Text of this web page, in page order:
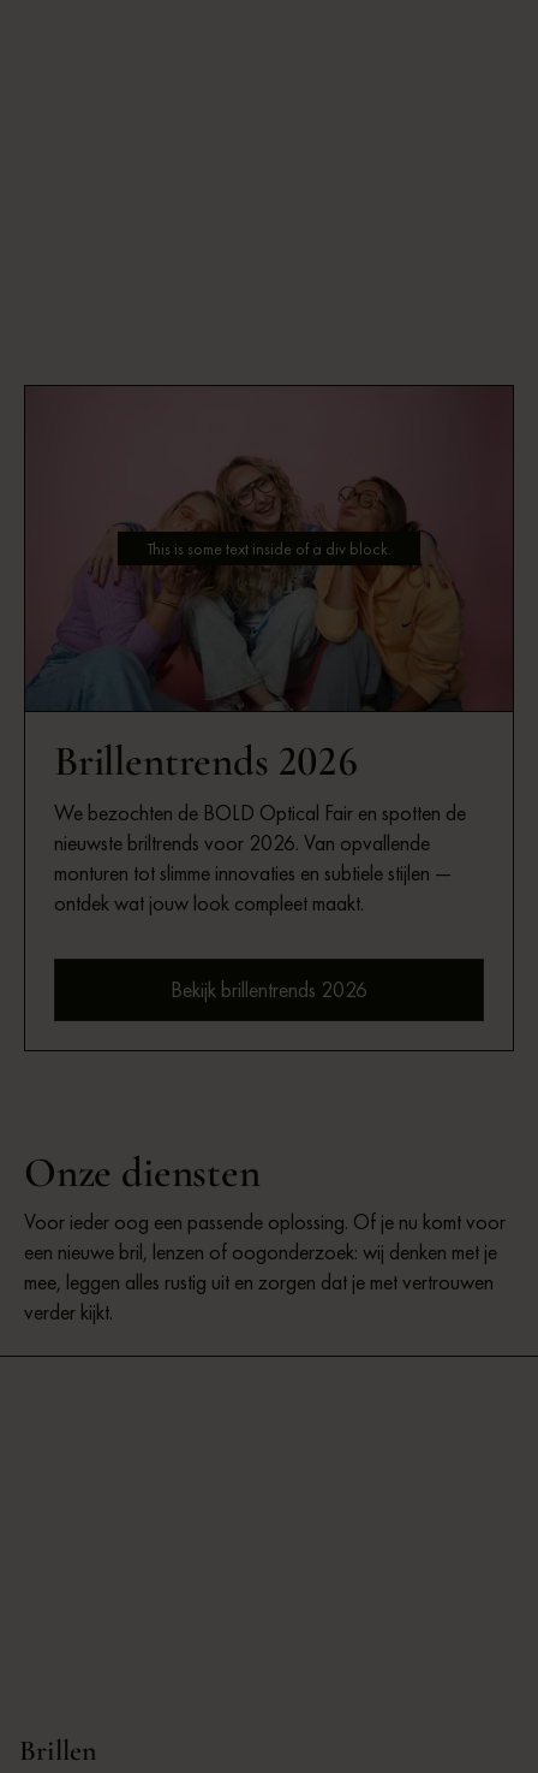
Brillentrends 2026
We bezochten de BOLD Optical Fair en spotten de
nieuwste briltrends voor 2026. Van opvallende
monturen tot slimme innovaties en subtiele stijlen —
ontdek wat jouw look compleet maakt.
Bekijk brillentrends 2026
This is some text inside of a div block.
Onze diensten
Voor ieder oog een passende oplossing. Of je nu komt voor
een nieuwe bril, lenzen of oogonderzoek: wij denken met je
mee, leggen alles rustig uit en zorgen dat je met vertrouwen
verder kijkt.
Brillen